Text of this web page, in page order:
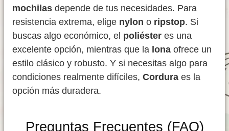
mochilas depende de tus necesidades. Para
resistencia extrema, elige nylon o ripstop. Si
buscas algo económico, el poliéster es una
excelente opción, mientras que la lona ofrece un
estilo clásico y robusto. Y si necesitas algo para
condiciones realmente difíciles, Cordura es la
opción más duradera.
Preguntas Frecuentes (FAQ)